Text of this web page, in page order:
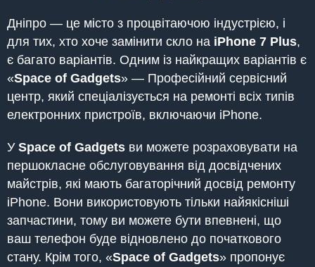
Дніпро — це місто з процвітаючою індустрією, і
для тих, хто хоче замінити скло на iPhone 7 Plus,
є багато варіантів. Одним із найкращих варіантів є
«Space of Gadgets» — Професійний сервісний
центр, який спеціалізується на ремонті всіх типів
електронних пристроїв, включаючи iPhone.
У Space of Gadgets ви можете розраховувати на
першокласне обслуговування від досвідчених
майстрів, які мають багаторічний досвід ремонту
iPhone. Вони використовують тільки найякісніші
запчастини, тому ви можете бути впевнені, що
ваш телефон буде відновлено до початкового
стану. Крім того, «Space of Gadgets» пропонує